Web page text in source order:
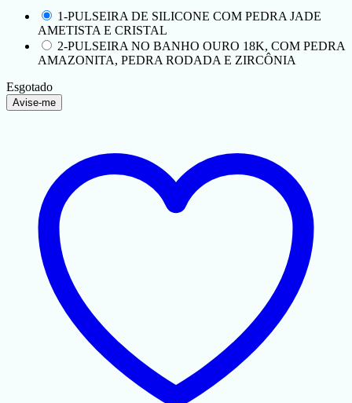
1-PULSEIRA DE SILICONE COM PEDRA JADE
AMETISTA E CRISTAL
2-PULSEIRA NO BANHO OURO 18K, COM PEDRA
AMAZONITA, PEDRA RODADA E ZIRCÔNIA
Esgotado
Avise-me